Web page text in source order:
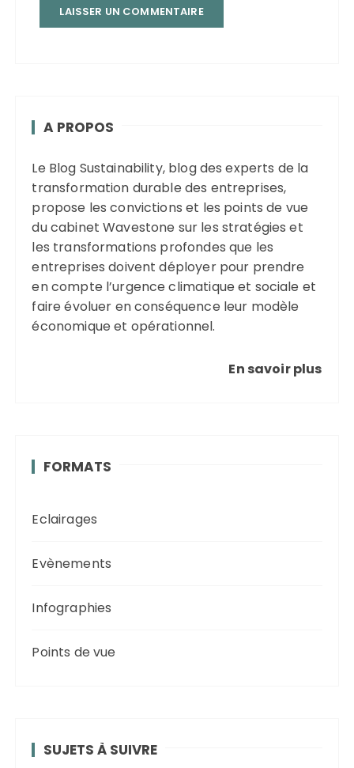
A PROPOS
Le Blog Sustainability, blog des experts de la
transformation durable des entreprises,
propose les convictions et les points de vue
du cabinet Wavestone sur les stratégies et
les transformations profondes que les
entreprises doivent déployer pour prendre
en compte l’urgence climatique et sociale et
faire évoluer en conséquence leur modèle
économique et opérationnel.
En savoir plus
FORMATS
Eclairages
Evènements
Infographies
Points de vue
SUJETS À SUIVRE